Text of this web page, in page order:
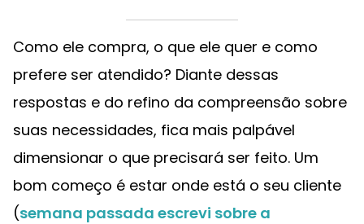
Como ele compra, o que ele quer e como
prefere ser atendido? Diante dessas
respostas e do refino da compreensão sobre
suas necessidades, fica mais palpável
dimensionar o que precisará ser feito. Um
bom começo é estar onde está o seu cliente
(semana passada escrevi sobre a